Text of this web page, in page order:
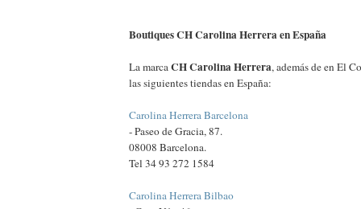
Boutiques CH Carolina Herrera en España
La marcaCH Carolina Herrera, además de en El
las siguientes tiendas en España:
Carolina Herrera Barcelona
- Paseo de Gracia, 87.
08008 Barcelona.
Tel 34 93 272 1584
Carolina Herrera Bilbao